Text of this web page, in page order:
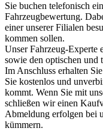
Sie buchen telefonisch
Fahrzeugbewertung.
einer unserer Filialen
kommen sollen.
Unser Fahrzeug-Experte
sowie den optischen und
Im Anschluss erhalten
Sie kostenlos und
kommt. Wenn Sie mit
schließen wir einen
Abmeldung erfolgen bei
kümmern.